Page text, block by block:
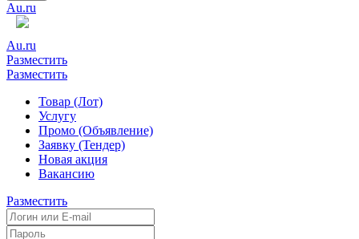
Au.ru
Au.ru
Разместить
Разместить
Товар (Лот)
Услугу
Промо (Объявление)
Заявку (Тендер)
Новая акция
Вакансию
Разместить